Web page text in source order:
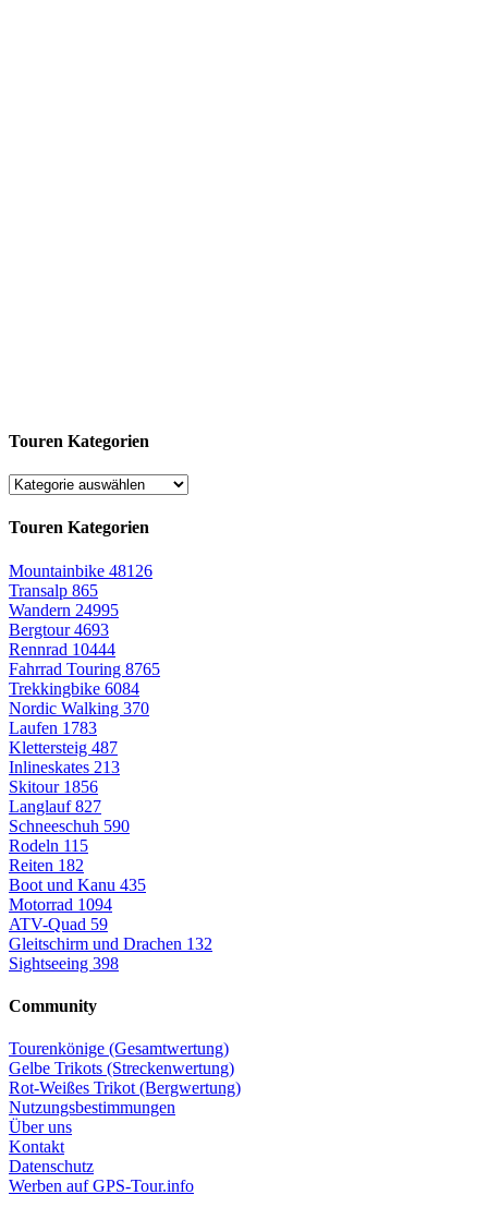
Touren Kategorien
Touren Kategorien
Mountainbike 48126
Transalp 865
Wandern 24995
Bergtour4693
Rennrad 10444
Fahrrad Touring 8765
Trekkingbike 6084
Nordic Walking 370
Laufen 1783
Klettersteig 487
Inlineskates 213
Skitour 1856
Langlauf827
Schneeschuh 590
Rodeln 115
Reiten 182
Boot und Kanu 435
Motorrad 1094
ATV-Quad 59
Gleitschirm und Drachen 132
Sightseeing 398
Community
Tourenkönige (Gesamtwertung)
Gelbe Trikots (Streckenwertung)
Rot-Weißes Trikot (Bergwertung)
Nutzungsbestimmungen
Über uns
Kontakt
Datenschutz
Werben auf GPS-Tour.info